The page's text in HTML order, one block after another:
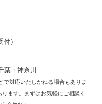
）
葉・神奈川
対応いたしかねる場合もありま
ます。まずはお気軽にご相談く